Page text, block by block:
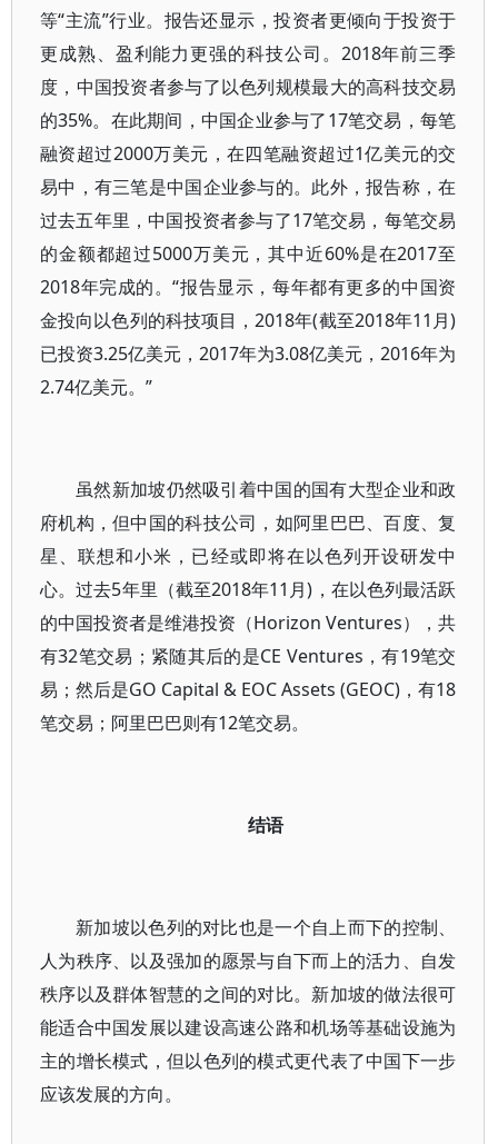
等“主流”行业。报告还显示，投资者更倾向于投资于
更成熟、盈利能力更强的科技公司。2018年前三季
度，中国投资者参与了以色列规模最大的高科技交易
的35%。在此期间，中国企业参与了17笔交易，每笔
融资超过2000万美元，在四笔融资超过1亿美元的交
易中，有三笔是中国企业参与的。此外，报告称，在
过去五年里，中国投资者参与了17笔交易，每笔交易
的金额都超过5000万美元，其中近60%是在2017至
2018年完成的。“报告显示，每年都有更多的中国资
金投向以色列的科技项目，2018年(截至2018年11月)
已投资3.25亿美元，2017年为3.08亿美元，2016年为
2.74亿美元。”
虽然新加坡仍然吸引着中国的国有大型企业和政
府机构，但中国的科技公司，如阿里巴巴、百度、复
星、联想和小米，已经或即将在以色列开设研发中
心。过去5年里（截至2018年11月)，在以色列最活跃
的中国投资者是维港投资（Horizon Ventures），共
有32笔交易；紧随其后的是CE Ventures，有19笔交
易；然后是GO Capital & EOC Assets (GEOC)，有18
笔交易；阿里巴巴则有12笔交易。
结语
新加坡以色列的对比也是一个自上而下的控制、
人为秩序、以及强加的愿景与自下而上的活力、自发
秩序以及群体智慧的之间的对比。新加坡的做法很可
能适合中国发展以建设高速公路和机场等基础设施为
主的增长模式，但以色列的模式更代表了中国下一步
应该发展的方向。